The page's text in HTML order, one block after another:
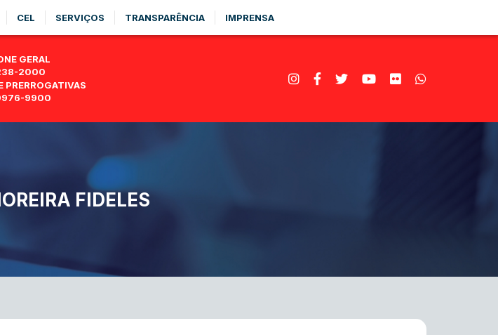
CEL SERVIÇOS TRANSPARÊNCIA IMPRENSA
GERAL
2000
PRERROGATIVAS
9900
FIDELES